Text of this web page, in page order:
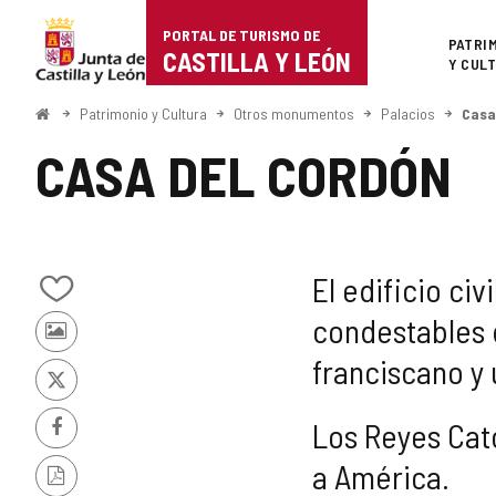
Portal
de
Turismo
Castilla
León
PORTAL DE TURISMO DE
CASTILLA Y LEÓN
Y
InicioPatrimonio y Cultura Otros monumentos Palacios
CASA DEL CORDÓN
Añadir/quitar
de
mis
cuadernos
Fotos
de
otros
turistas
X
Facebook
Versión
El edificio
condestables
franciscano y
Los Reyes
a América.